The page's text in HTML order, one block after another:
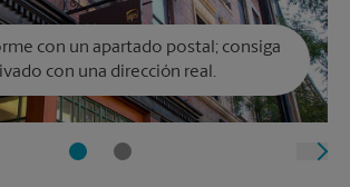
con un apartado postal; consiga
con una dirección real.